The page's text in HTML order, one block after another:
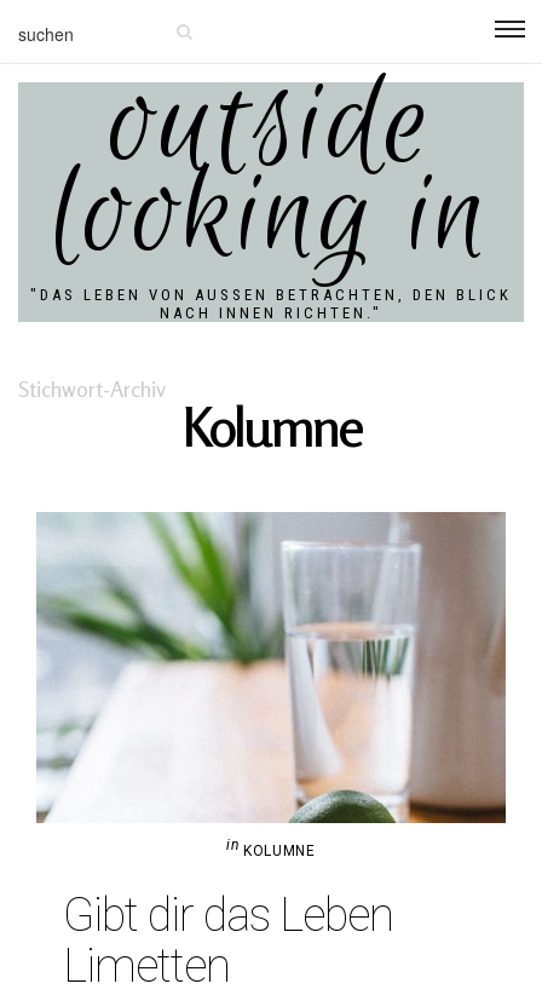
outside
looking in
"DAS LEBEN VON AUSSEN BETRACHTEN, DEN BLICK N
ACH INNEN RICHTEN."
Stichwort-Archiv
Kolumne
in KOLUMNE
Gibt dir das Leben
Limetten